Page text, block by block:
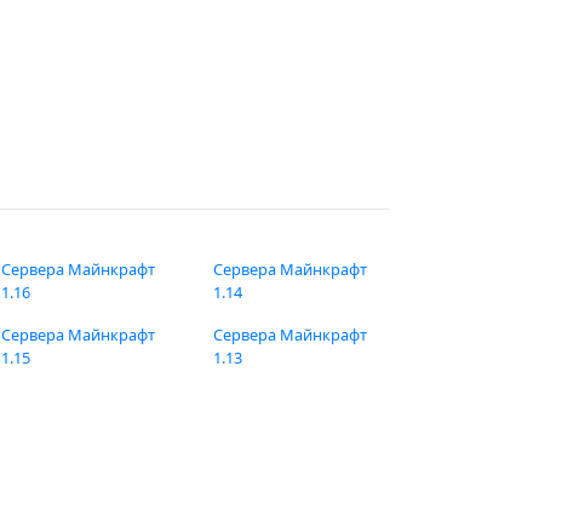
Сервера Майнкрафт
1.16
Сервера Майнкрафт
1.15
Сервера Майнкрафт
1.14
Сервера Майнкрафт
1.13